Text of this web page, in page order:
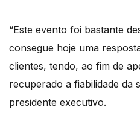
“Este evento foi bastante
consegue hoje uma
clientes, tendo, ao fim de
recuperado a fiabilidade da
presidente executivo.